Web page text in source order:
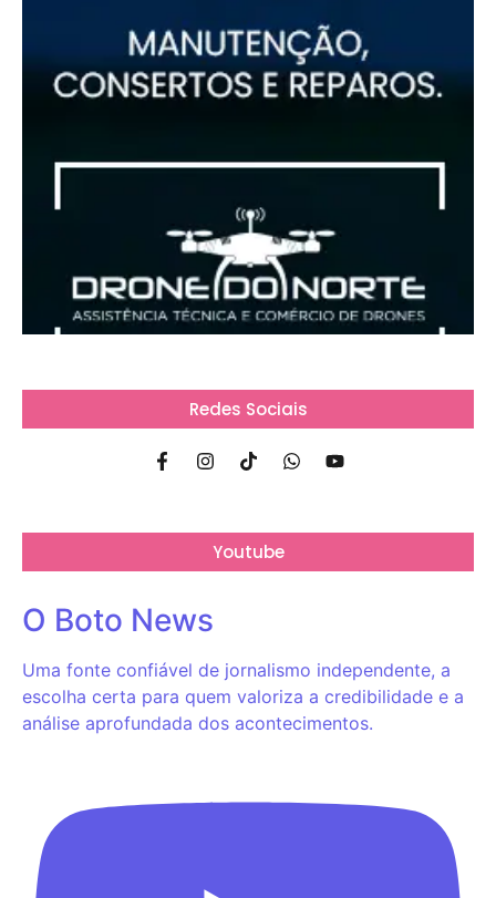
Redes Sociais
Youtube
O Boto News
Uma fonte confiável de jornalismo independente, a
escolha certa para quem valoriza a credibilidade e a
análise aprofundada dos acontecimentos.